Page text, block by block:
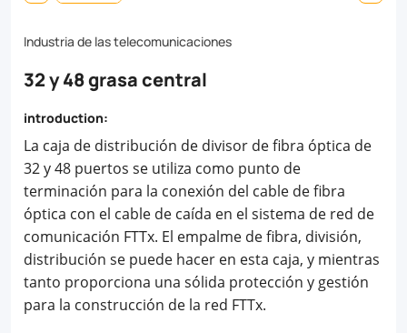
network
system.
The
fiber
splicing,
splitting,
distribution
can
be
done
Industria de las telecomunicaciones
32 y 48 grasa central
introduction:
La caja de distribución de divisor de fibra óptica de
32 y 48 puertos se utiliza como punto de
terminación para la conexión del cable de fibra
óptica con el cable de caída en el sistema de red de
comunicación FTTx. El empalme de fibra, división,
distribución se puede hacer en esta caja, y mientras
tanto proporciona una sólida protección y gestión
para la construcción de la red FTTx.